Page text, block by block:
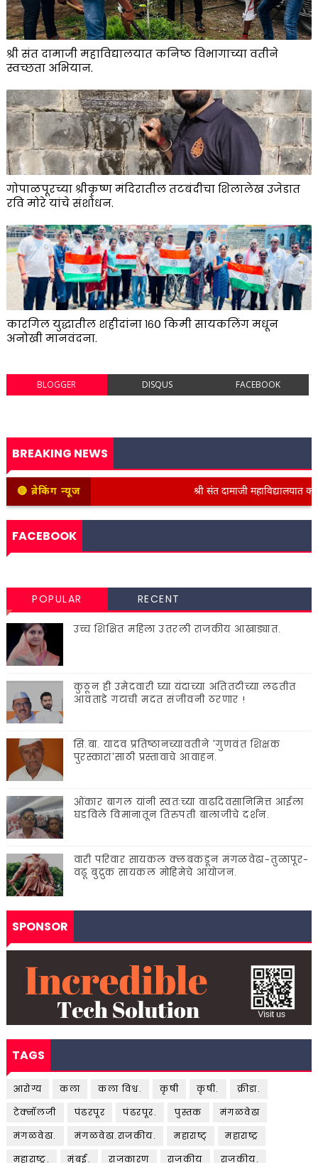
श्री संत दामाजी महाविद्यालयात कनिष्ठ विभागाच्या वतीने
स्वच्छता अभियान.
गोपाळपूरच्या श्रीकृष्ण मंदिरातील तटबंदीचा शिलालेख उजेडात
रवि मोरे यांचे संशोधन.
कारगिल युद्धातील शहीदांना १६० किमी सायकलिंग मधून
अनोखी मानवंदना.
BLOGGER DISQUS FACEBOOK
BREAKING NEWS
🔴 ब्रेकिंग न्यूज श्री संत दामाजी महाविद्यालयात
FACEBOOK
POPULAR RECENT
उच्च शिक्षित महिला उतरली राजकीय आखाड्यात.
कुठून ही उमेदवारी घ्या यंदाच्या अतितटीच्या लढतीत
आवताडे गटाची मदत संजीवनी ठरणार !
सि.बा. यादव प्रतिष्ठानच्यावतीने 'गुणवंत शिक्षक
पुरस्कारां'साठी प्रस्तावाचे आवाहन.
ओंकार बागल यांनी स्वतःच्या वाढदिवसानिमित्त आईला
घडविले विमानातून तिरुपती बालाजीचे दर्शन.
वारी परिवार सायकल क्लबकडून मंगळवेढा-तुळापूर-
वढू बुद्रुक सायकल मोहिमेचे आयोजन.
SPONSOR
TAGS
आरोग्य कला कला विश्व. कृषी कृषी.
क्रीडा.
टेक्नॉलजी
पंढरपूर पंढरपूर. पुस्तक
मंगळवेढा
मंगळवेढा.
मंगळवेढा.राजकीय. महाराष्ट्
महाराष्ट्र
महाराष्ट्र.
मुंबई. राजकारण राजकीय
राजकीय.